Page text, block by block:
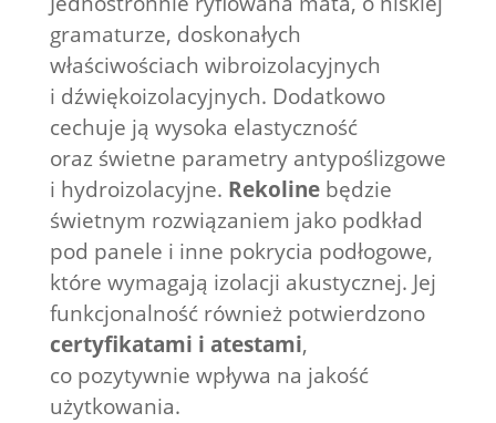
gramaturze, doskonałych
właściwościach wibroizolacyjnych
i dźwiękoizolacyjnych. Dodatkowo
cechuje ją wysoka elastyczność
oraz świetne parametry antypoślizgowe
i hydroizolacyjne. Rekolinebędzie
świetnym rozwiązaniem jako podkład
pod panele i inne pokrycia podłogowe,
które wymagają izolacji akustycznej. Jej
funkcjonalność również potwierdzono
certyfikatami i atestami,
co pozytywnie wpływa na jakość
użytkowania.